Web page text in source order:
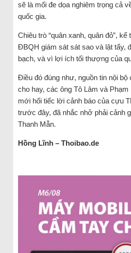
sẽ là mối đe dọa nghiêm trọng cả
quốc gia.
Chiêu trò “quân xanh, quân đỏ”,
ĐBQH giám sát sát sao và lật tẩy,
bạch, và vì lợi ích tối thượng của
Điều đó đúng như, nguồn tin nội bộ
cho hay, các ông Tô Lâm và
mới hối tiếc lời cảnh báo của cựu
trước đây, đã nhắc nhở phải cảnh
Thanh Mẫn.
Hồng Lĩnh – Thoibao.de